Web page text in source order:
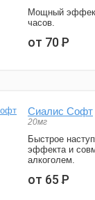
Мощный
часов.
от 70Р
Сиалис Софт
20мг
Быстрое
эффекта и
алкоголем.
от 65Р